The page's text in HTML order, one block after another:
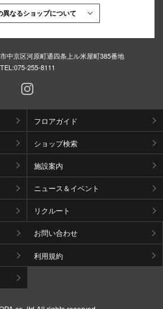
異なるショップについて
中京区河原町通四条上ル米屋町385番地
TEL:075-255-8111
フロアガイド
ショップ検索
施設案内
ニュース＆イベント
リクルート
お問い合わせ
利用規約